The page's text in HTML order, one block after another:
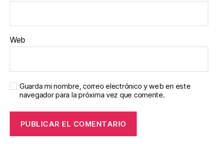
Web
Guarda mi nombre, correo electrónico y web en este
navegador para la próxima vez que comente.